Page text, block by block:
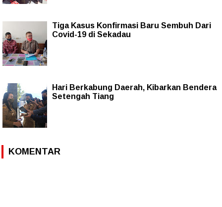
Tiga Kasus Konfirmasi Baru Sembuh Dari
Covid-19 di Sekadau
Hari Berkabung Daerah, Kibarkan Bendera
Setengah Tiang
KOMENTAR